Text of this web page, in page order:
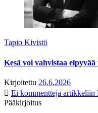
Tapio Kivistö
Kesä voi vahvistaa elpyvää
Kirjoitettu 26.6.2026
Ei kommentteja artikkeliin
Pääkirjoitus